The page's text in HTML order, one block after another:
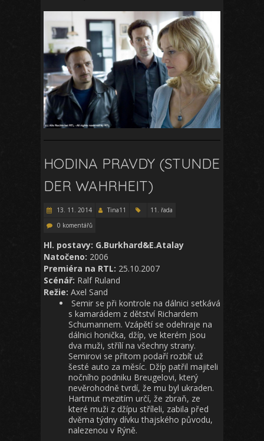
HODINA PRAVDY (STUNDE
DER WAHRHEIT)
13. 11. 2014 Tina11
11. řada
0 komentářů
Hl. postavy: G.Burkhard&E.Atalay
Natočeno: 2006
Premiéra na RTL: 25.10.2007
Scénář: Ralf Ruland
Režie: Axel Sand
Semir se při kontrole na dálnici setkává
s kamarádem z dětství Richardem
Schumannem. Vzápětí se odehraje na
dálnici honička, džíp, ve kterém jsou
dva muži, střílí na všechny strany.
Semirovi se přitom podaří rozbít už
šesté auto za měsíc. Džíp patřil majiteli
nočního podniku Breugelovi, který
nevěrohodně tvrdí, že mu byl ukraden.
Hartmut mezitím určí, že zbraň, ze
které muži z džípu stříleli, zabila před
dvěma týdny dívku thajského původu,
nalezenou v Rýně.